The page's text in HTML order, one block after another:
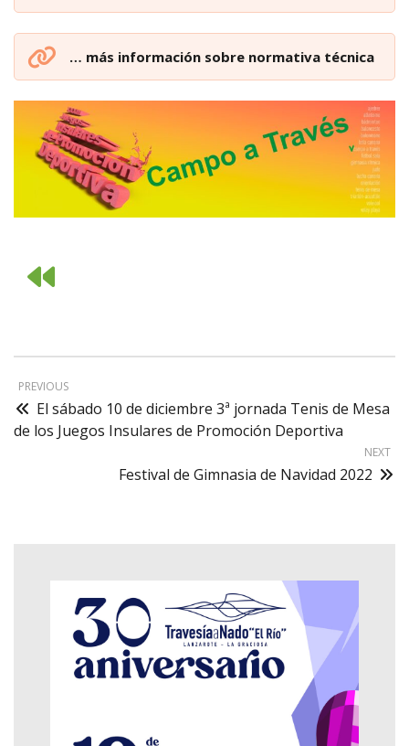
… más información sobre normativa técnica
PREVIOUS
El sábado 10 de diciembre 3ª jornada Tenis de Mesa
de los Juegos Insulares de Promoción Deportiva
NEXT
Festival de Gimnasia de Navidad 2022